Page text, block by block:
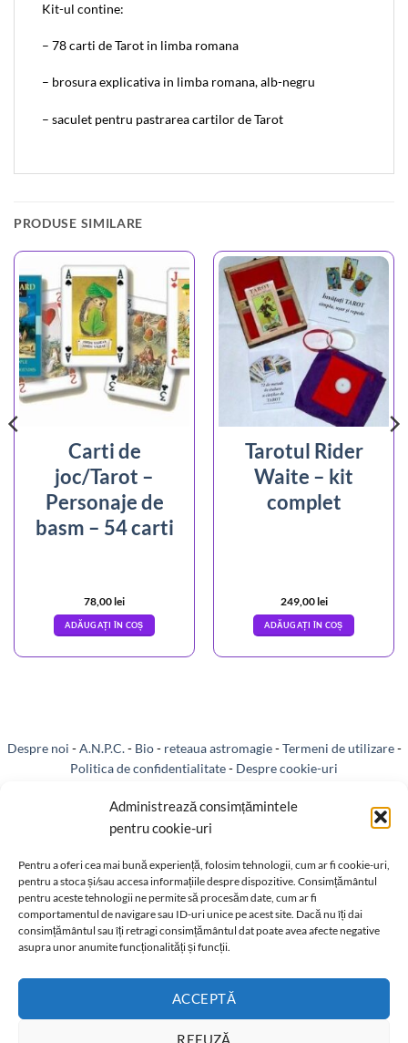
Administrează consimțămintele
pentru cookie-uri
Pentru a oferi cea mai bună experiență, folosim tehnologii, cum ar fi cookie-uri,
pentru a stoca și/sau accesa informațiile despre dispozitive. Consimțământul
pentru aceste tehnologii ne permite să procesăm date, cum ar fi
comportamentul de navigare sau ID-uri unice pe acest site. Dacă nu îți dai
consimțământul sau îți retragi consimțământul dat poate avea afecte negative
asupra unor anumite funcționalități și funcții.
ACCEPTĂ
REFUZĂ
Kit-ul contine:
– 78 carti de Tarot in limba romana
– brosura explicativa in limba romana, alb-negru
– saculet pentru pastrarea cartilor de Tarot
PRODUSE SIMILARE
Carti de
joc/Tarot –
Personaje de
basm – 54 carti
78,00lei
ADĂUGAȚI ÎN COȘ
Tarotul Rider
Waite – kit
complet
249,00lei
ADĂUGAȚI ÎN COȘ
Despre noi -A.N.P.C.- Bio- reteaua astromagie-Termeni de utilizare-
Politica de confidentialitate- Despre cookie-uri
Reclamatii si retur-Politica de rezolvare a reclamatiilor
Informatii legale: